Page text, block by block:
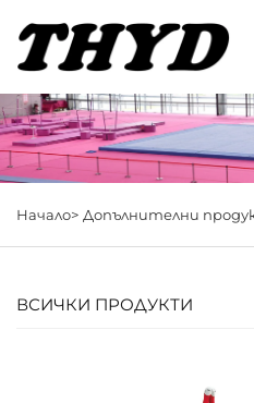
Начало> Допълнителни
ВСИЧКИ ПРОДУКТИ